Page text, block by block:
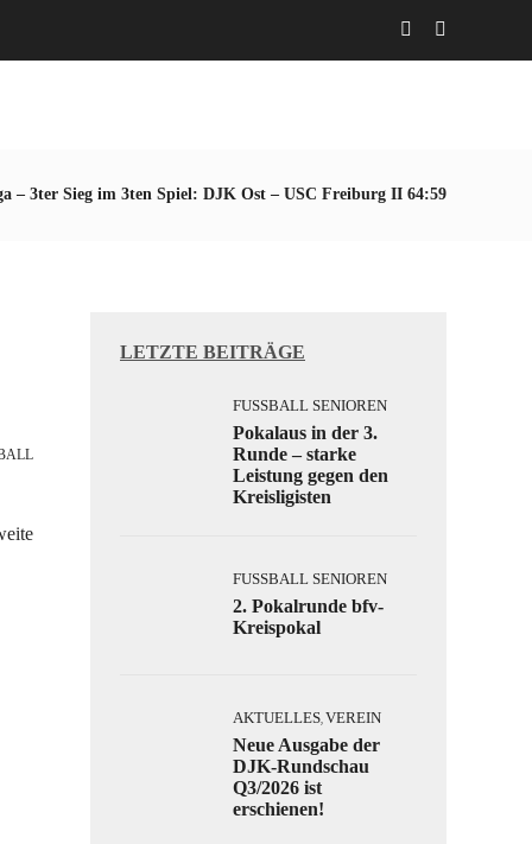
– 3ter Sieg im 3ten Spiel: DJK Ost – USC Freiburg II 64:59
LETZTE BEITRÄGE
FUSSBALL SENIOREN
Pokalaus in der 3.
Runde – starke
Leistung gegen den
Kreisligisten
FUSSBALL SENIOREN
2. Pokalrunde bfv-
Kreispokal
AKTUELLES, VEREIN
Neue Ausgabe der
DJK-Rundschau
Q3/2026 ist
erschienen!